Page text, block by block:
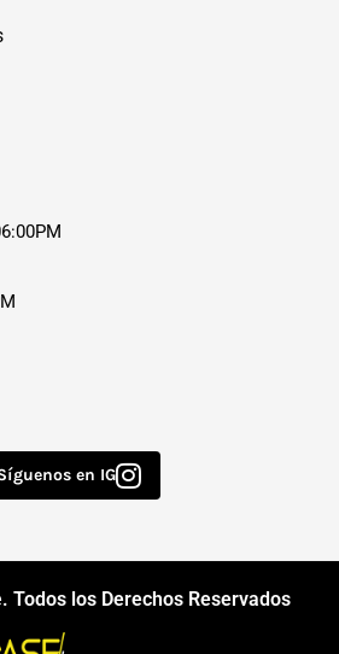
en IG
. Todos los Derechos Reservados